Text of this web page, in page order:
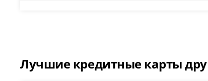
Лучшие кредитные карты